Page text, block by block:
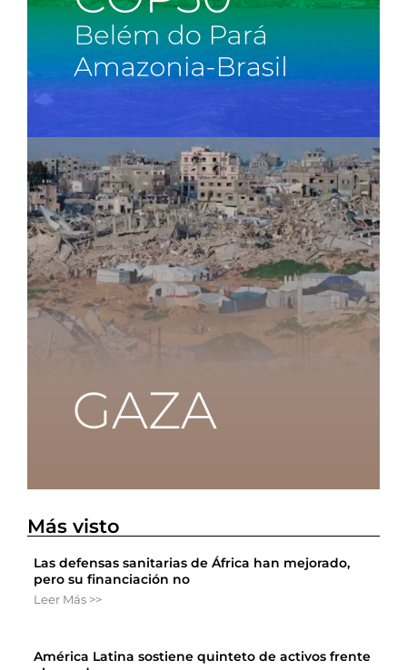
Más visto
Las defensas sanitarias de África han mejorado,
pero su financiación no
Leer Más >>
América Latina sostiene quinteto de activos frente